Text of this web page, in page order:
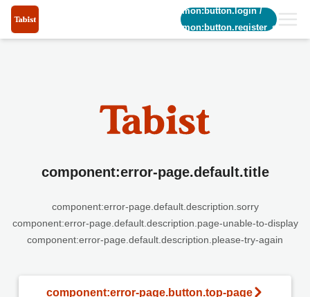
common:button.login/
common:button.register_short
component:error-page.default.title
component:error-page.default.description.sorry
component:error-page.default.description.page-unable-to-display
component:error-page.default.description.please-try-again
component:error-page.button.top-page